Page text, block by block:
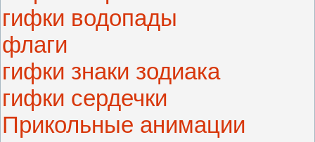
гифки водопады
флаги
гифки знаки зодиака
гифки сердечки
Прикольные анимации